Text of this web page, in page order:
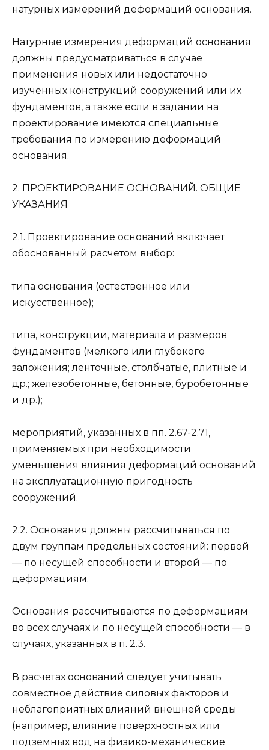
натурных измерений деформаций основания.
Натурные измерения деформаций основания
должны предусматриваться в случае
применения новых или недостаточно
изученных конструкций сооружений или их
фундаментов, а также если в задании на
проектирование имеются специальные
требования по измерению деформаций
основания.
2. ПРОЕКТИРОВАНИЕ ОСНОВАНИЙ. ОБЩИЕ
УКАЗАНИЯ
2.1. Проектирование оснований включает
обоснованный расчетом выбор:
типа основания (естественное или
искусственное);
типа, конструкции, материала и размеров
фундаментов (мелкого или глубокого
заложения; ленточные, столбчатые, плитные и
др.; железобетонные, бетонные, буробетонные
и др.);
мероприятий, указанных в пп. 2.67-2.71,
применяемых при необходимости
уменьшения влияния деформаций оснований
на эксплуатационную пригодность
сооружений.
2.2. Основания должны рассчитываться по
двум группам предельных состояний: первой
— по несущей способности и второй — по
деформациям.
Основания рассчитываются по деформациям
во всех случаях и по несущей способности — в
случаях, указанных в п. 2.3.
В расчетах оснований следует учитывать
совместное действие силовых факторов и
неблагоприятных влияний внешней среды
(например, влияние поверхностных или
подземных вод на физико-механические